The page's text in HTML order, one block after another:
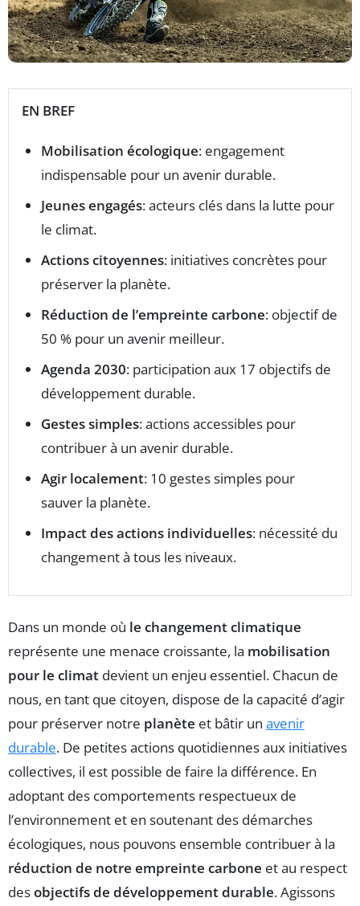
EN BREF
Mobilisation écologique: engagement
indispensable pour un avenir durable.
Jeunes engagés: acteurs clés dans la lutte pour
le climat.
Actions citoyennes: initiatives concrètes pour
préserver la planète.
Réduction de l’empreinte carbone: objectif de
50 % pour un avenir meilleur.
Agenda 2030: participation aux 17 objectifs de
développement durable.
Gestes simples: actions accessibles pour
contribuer à un avenir durable.
Agir localement: 10 gestes simples pour
sauver la planète.
Impact des actions individuelles: nécessité du
changement à tous les niveaux.
Dans un monde où le changement climatique
représente une menace croissante, la mobilisation
pour le climat devient un enjeu essentiel. Chacun de
nous, en tant que citoyen, dispose de la capacité d’agir
pour préserver notre planète et bâtir un avenir
durable. De petites actions quotidiennes aux initiatives
collectives, il est possible de faire la différence. En
adoptant des comportements respectueux de
l’environnement et en soutenant des démarches
écologiques, nous pouvons ensemble contribuer à la
réduction de notre empreinte carbone et au respect
desobjectifs de développement durable. Agissons